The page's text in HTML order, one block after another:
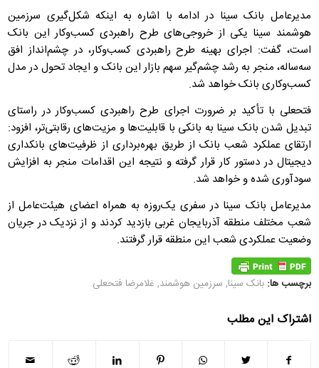
مدیرعامل بانک سینا در ادامه با اشاره به اینکه شکل‌گیری سرزمین
هوشمند سینا یکی از خروجی‌های طرح راهبردی کسب‌وکار این بانک
است، گفت: اجرای بهینه طرح راهبردی کسب‌وکار، در چشم‌انداز افق
سه‌ساله، منجر به رشد چشم‌گیر سهم بازار این بانک و ایجاد تحول در مدل
کسب‌وکاری بانک خواهد شد.
فتحعلی با تأکید بر ضرورت اجرای طرح راهبردی کسب‌وکار در راستای
تبدیل شدن بانک سینا به بانکی با قابلیت‌ها و مزیت‌های رقابتی‌تر، افزود:
ارتقای عملکرد شعب بانک از طریق بهره‌برداری از ظرفیت‌های بانکداری
دیجیتال در دستور کار قرار گرفته و نتیجه این اقدامات منجر به افزایش
سودآوری شده و خواهد شد.
مدیرعامل بانک سینا در سفری یک‌روزه به همراه اعضای هیئت‌عامل از
شعب مختلف منطقه آذربایجان غربی بازدید کردند و از نزدیک در جریان
وضعیت عملکردی شعب این منطقه قرار گرفتند.
برچسب ها: بانک سینا, سرزمین هوشمند, غلامرضا فتحعلی
اشتراک این مطلب